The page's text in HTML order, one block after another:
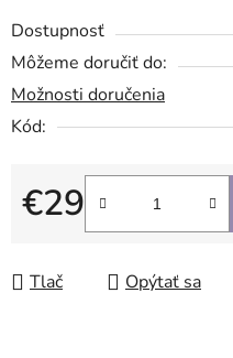
Dostupnosť
Môžeme doručiť do:
Možnosti doručenia
Kód:
€29
Jednotková cena:
Tlač Opýtať sa